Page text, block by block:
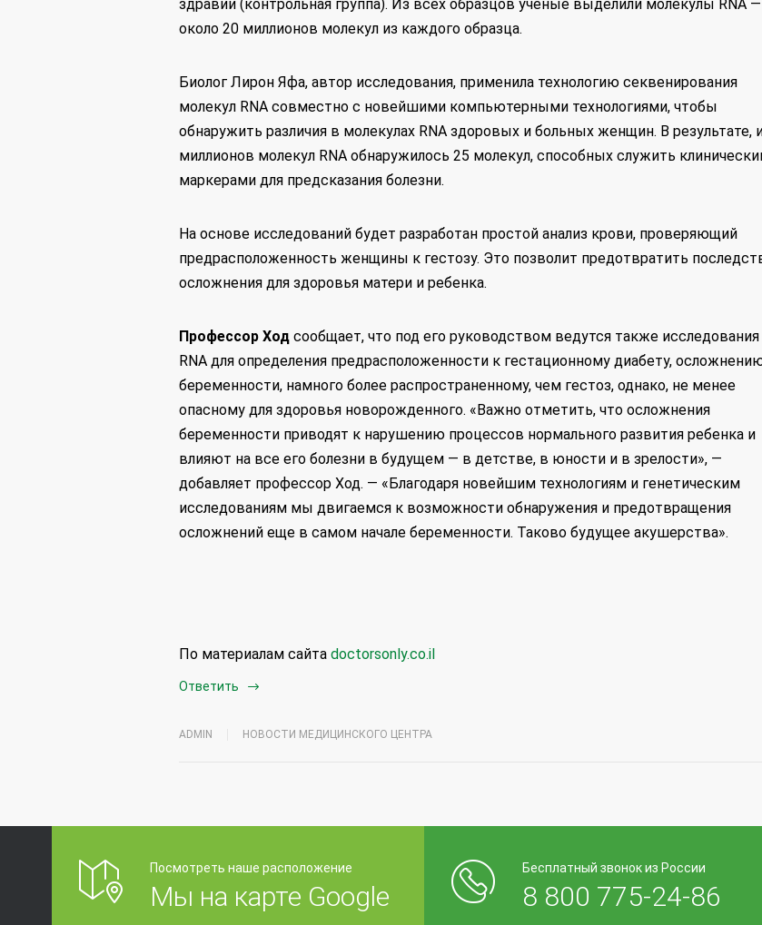
здравии (контрольная группа). Из всех образцов ученые выделили молекулы RNA —
около 20 миллионов молекул из каждого образца.
Биолог Лирон Яфа, автор исследования, применила технологию секвенирования
молекул RNA совместно с новейшими компьютерными технологиями, чтобы
обнаружить различия в молекулах RNA здоровых и больных женщин. В результате,
миллионов молекул RNA обнаружилось 25 молекул, способных служить
маркерами для предсказания болезни.
На основе исследований будет разработан простой анализ крови, проверяющий
предрасположенность женщины к гестозу. Это позволит предотвратить
осложнения для здоровья матери и ребенка.
Профессор Ход сообщает, что под его руководством ведутся также исследования
RNA для определения предрасположенности к гестационному диабету,
беременности, намного более распространенному, чем гестоз, однако, не менее
опасному для здоровья новорожденного. «Важно отметить, что осложнения
беременности приводят к нарушению процессов нормального развития ребенка и
влияют на все его болезни в будущем — в детстве, в юности и в зрелости», —
добавляет профессор Ход. — «Благодаря новейшим технологиям и генетическим
исследованиям мы двигаемся к возможности обнаружения и предотвращения
осложнений еще в самом начале беременности. Таково будущее акушерства».
По материалам сайта doctorsonly.co.il
Ответить
ADMIN НОВОСТИ МЕДИЦИНСКОГО ЦЕНТРА
Посмотреть наше расположение
Мы на карте Google
Бесплатный звонок из России
8 800 775-24-86